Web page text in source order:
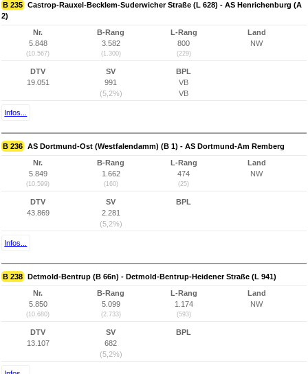
B 235 Castrop-Rauxel-Becklem-Suderwicher Straße (L 628) - AS Henrichenburg (A
2)
Nr.
5.848
(10.567)
B-Rang
3.582
(1.300)
L-Rang
800
(229)
Land
NW
DTV
19.051
SV
991
(5,2%)
BPL
VB
VB
Infos...
B 236 AS Dortmund-Ost (Westfalendamm) (B 1) - AS Dortmund-Am Remberg
Nr.
5.849
(10.599)
B-Rang
1.662
(160)
L-Rang
474
(25)
Land
NW
DTV
43.869
SV
2.281
(5,2%)
BPL
Infos...
B 238 Detmold-Bentrup (B 66n) - Detmold-Bentrup-Heidener Straße (L 941)
Nr.
5.850
(10.680)
B-Rang
5.099
(2.733)
L-Rang
1.174
(593)
Land
NW
DTV
13.107
SV
682
(5,2%)
BPL